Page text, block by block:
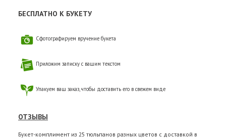
БЕСПЛАТНО К БУКЕТУ
Сфотографируем вручение букета
Приложим записку с вашим текстом
Упакуем ваш заказ, чтобы доставить его в свежем виде
ОТЗЫВЫ
Букет-комплимент из 25 тюльпанов разных цветов с доставкой в